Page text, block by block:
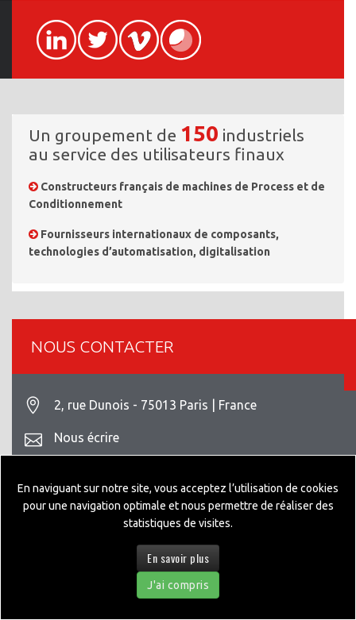
Un groupement de 150 industriels
au service des utilisateurs finaux
Constructeurs français de machines de Process et de
Conditionnement
Fournisseurs internationaux de composants,
technologies d’automatisation, digitalisation
NOUS CONTACTER
2, rue Dunois - 75013 Paris | France
Nous écrire
Mentions légales
© 2026 GEPPIA DESIGNED BY
En naviguant sur notre site, vous acceptez l’utilisation de cookies
pour une navigation optimale et nous permettre de réaliser des
statistiques de visites.
En savoir plus
J'ai compris